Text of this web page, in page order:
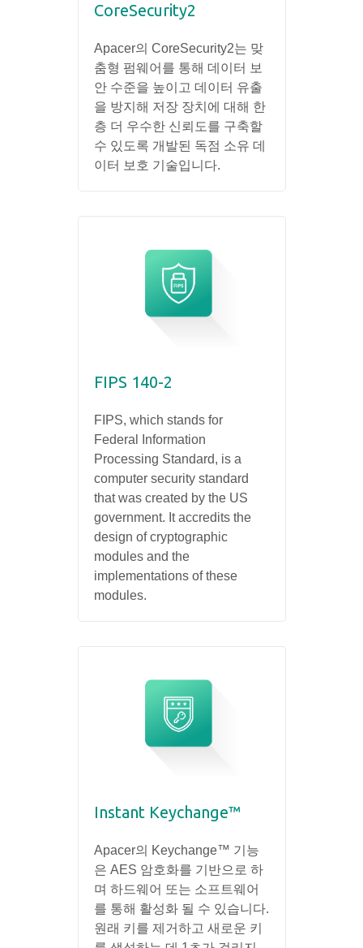
CoreSecurity2
Apacer의 CoreSecurity2는 맞
춤형 펌웨어를 통해 데이터 보
안 수준을 높이고 데이터 유출
을 방지해 저장 장치에 대해 한
층 더 우수한 신뢰도를 구축할
수 있도록 개발된 독점 소유 데
이터 보호 기술입니다.
FIPS 140-2
FIPS, which stands for
Federal Information
Processing Standard, is a
computer security standard
that was created by the US
government. It accredits the
design of cryptographic
modules and the
implementations of these
modules.
Instant Keychange™
Apacer의 Keychange™ 기능
은 AES 암호화를 기반으로 하
며 하드웨어 또는 소프트웨어
를 통해 활성화 될 수 있습니다.
원래 키를 제거하고 새로운 키